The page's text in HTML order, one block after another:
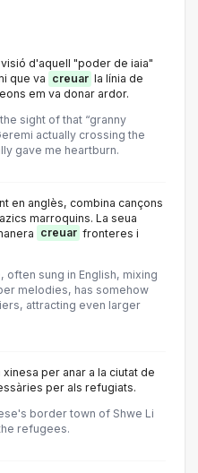
d'aquell "poder de iaia"
que va creuar la línia de
em va donar ardor.
sight of that “granny
actually crossing the
gave me heartburn.
en anglès, combina cançons
marroquins. La seua
creuar fronteres i
often sung in English, mixing
melodies, has somehow
attracting even larger
per anar a la ciutat de
per als refugiats.
border town of Shwe Li
refugees.